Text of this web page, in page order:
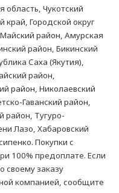
область, Чукотский
край, Городской округ
район, Амурская
район, Бикинский
Саха (Якутия),
район,
район, Николаевский
Гаванский район,
район, Тугуро-
Лазо, Хабаровский
Покупки с
100% предоплате. Если
своему заказу
компанией, сообщите